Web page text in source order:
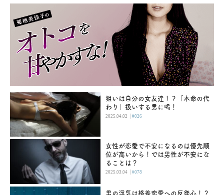
狙いは自分の女友達！？「本命の代
わり」扱いする男に喝！
2025.04.02 |#026
女性が恋愛で不安になるのは優先順
位が高いから！では男性が不安にな
ることは？
2025.03.04 |#078
男の浮気は格差恋愛への反発心！？